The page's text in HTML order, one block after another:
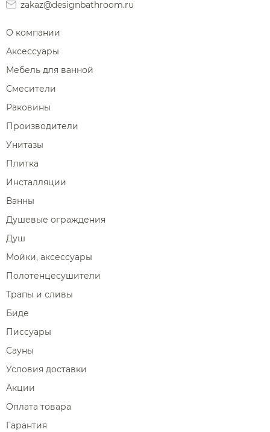
zakaz@designbathroom.ru
О компании
Аксессуары
Мебель для ванной
Смесители
Раковины
Производители
Унитазы
Плитка
Инсталляции
Ванны
Душевые ограждения
Душ
Мойки, аксессуары
Полотенцесушители
Трапы и сливы
Биде
Писсуары
Сауны
Условия доставки
Акции
Оплата товара
Гарантия